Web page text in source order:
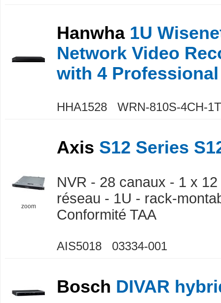
Hanwha1U
Network Video
with 4
HHA1528 WRN-810S-4CH-
zoom
Axis S12 Series
NVR - 28 canaux - 1 x 12
réseau - 1U - rack-
Conformité TAA
AIS5018 03334-001
Bosch DIVAR